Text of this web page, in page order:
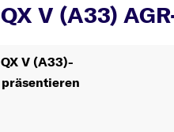
V (A33)
V (A33)-